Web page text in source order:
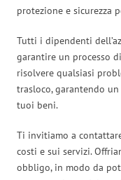
protezione e sicurezza
Tutti i dipendenti
garantire un processo
risolvere qualsiasi
trasloco, garantendo
tuoi beni.
Ti invitiamo a
costi e sui servizi.
obbligo, in modo da